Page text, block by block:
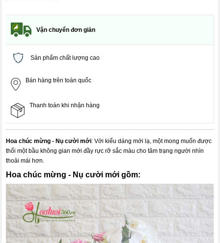
Vận chuyển đơn giản
Sản phẩm chất lượng cao
Bán hàng trên toàn quốc
Thanh toán khi nhận hàng
Hoa chúc mừng - Nụ cười mới: Với kiểu dáng mới lạ, một mong muốn được
thổi một bầu không gian mới đầy rực rỡ sắc màu cho tâm trạng người nhìn
thoải mái hơn.
Hoa chúc mừng - Nụ cười mới gồm: